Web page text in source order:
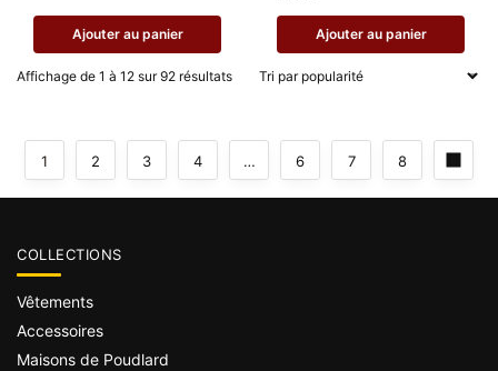
Ajouter au panier Ajouter au panier
Affichage de 1 à 12 sur 92 résultats
1 2 3 4 … 6 7 8
COLLECTIONS
Vêtements
Accessoires
Maisons de Poudlard